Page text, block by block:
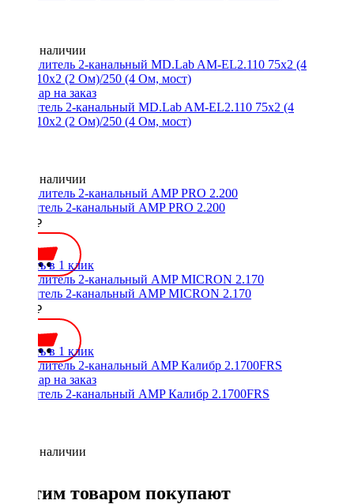
Нет в наличии
Усилитель 2-канальный MD.Lab AM-EL2.110 75x2 (4
Oм)/110x2 (2 Ом)/250 (4 Ом, мост)
Нет в наличии
Усилитель 2-канальный AMP PRO 2.200
8990 ₽
Купить в 1 клик
Усилитель 2-канальный AMP MICRON 2.170
7190 ₽
Купить в 1 клик
Усилитель 2-канальный AMP Калибр 2.1700FRS
Нет в наличии
С этим товаром покупают